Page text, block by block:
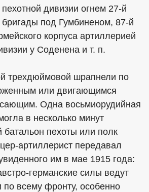
дивизии огнем 27-й
бригады под Гумбиненом, 87-й
корпуса артиллерией
у Соденена и т. п.
трехдюймовой шрапнели по
или двигающимся
Одна восьмиорудийная
в несколько минут
батальон пехоты или полк
артиллерист передавал
им в мае 1915 года:
германские силы ведут
по всему фронту, особенно